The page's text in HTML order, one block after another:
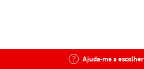
Ajuda-me a escolher